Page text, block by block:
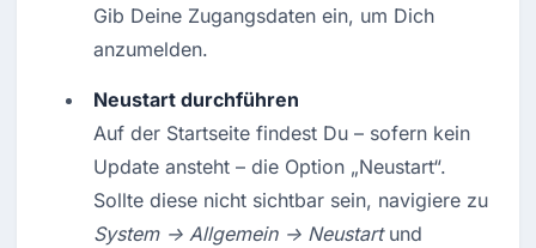
Gib Deine Zugangsdaten ein, um Dich
anzumelden.
Neustart durchführen
Auf der Startseite findest Du – sofern kein
Update ansteht – die Option „Neustart“.
Sollte diese nicht sichtbar sein, navigiere zu
System → Allgemein → Neustart und